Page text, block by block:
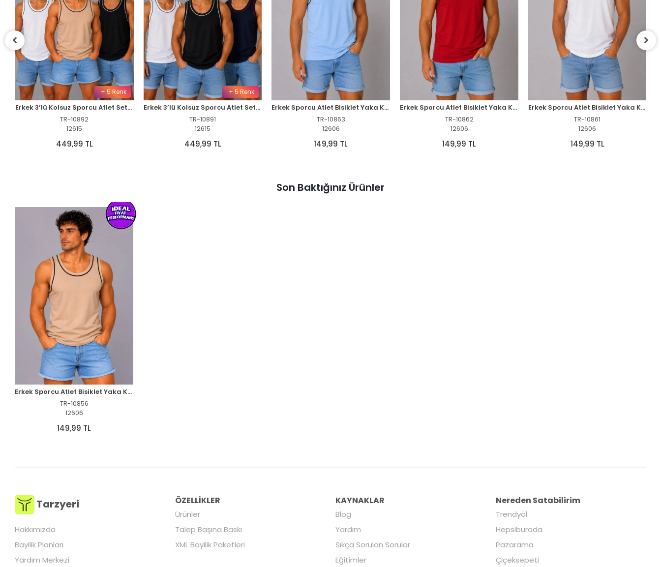
+ 5 Renk
Erkek 3’lü Kolsuz Sporcu Atlet Seti Yazlık Bisiklet Yakalı - Siyah, Bej, Beyaz
TR-10892
12615
449,99 TL
+ 5 Renk
Erkek 3’lü Kolsuz Sporcu Atlet Seti Yazlık Bisiklet Yakalı - Siyah, Lacivert, Beyaz
TR-10891
12615
449,99 TL
Erkek Sporcu Atlet Bisiklet Yaka Kolsuz Yazlık Atlet - Açık Mavi
TR-10863
12606
149,99 TL
Erkek Sporcu Atlet Bisiklet Yaka Kolsuz Yazlık Atlet - Kırmızı
TR-10862
12606
149,99 TL
Erkek Sporcu Atlet Bisiklet Yaka Kolsuz Yazlık Atlet - Beyaz
TR-10861
12606
149,99 TL
Son Baktığınız Ürünler
Erkek Sporcu Atlet Bisiklet Yaka Kolsuz Yazlık Atlet - Kahverengi
TR-10856
12606
149,99 TL
Tarzyeri
Hakkımızda
Bayilik Planları
Yardım Merkezi
ÖZELLİKLER
Ürünler
Talep Başına Baskı
XML Bayilik Paketleri
KAYNAKLAR
Blog
Yardım
Sıkça Sorulan Sorular
Eğitimler
Nereden Satabilirim
Trendyol
Hepsiburada
Pazarama
Çiçeksepeti